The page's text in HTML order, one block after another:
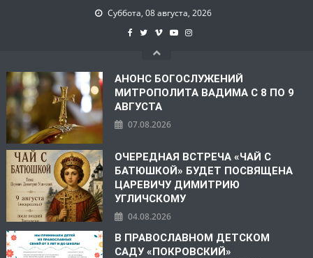
Суббота, 08 августа, 2026
АНОНС БОГОСЛУЖЕНИЙ
МИТРОПОЛИТА ВАДИМА С 8 ПО 9
АВГУСТА
07.08.2026
ОЧЕРЕДНАЯ ВСТРЕЧА «ЧАЙ С
БАТЮШКОЙ» БУДЕТ ПОСВЯЩЕНА
ЦАРЕВИЧУ ДИМИТРИЮ
УГЛИЧСКОМУ
04.08.2026
В ПРАВОСЛАВНОМ ДЕТСКОМ
САДУ «ПОКРОВСКИЙ»